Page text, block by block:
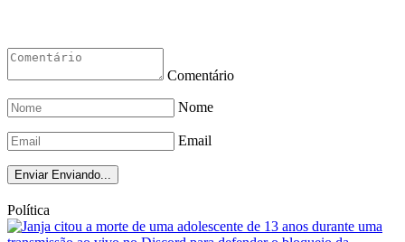
Comentário
Nome
Email
Enviar Enviando...
Política